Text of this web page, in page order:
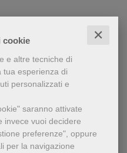
cookie ✕
e altre tecniche di
tua esperienza di
personalizzati e
saranno attivate
invece vuoi decidere
preferenze", oppure
per la navigazione